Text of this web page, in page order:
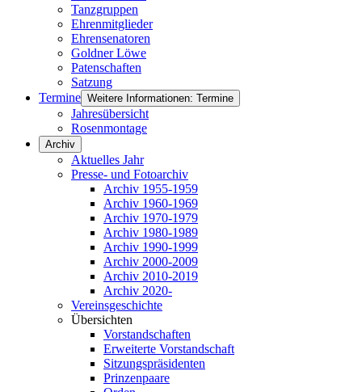
Tanzgruppen
Ehrenmitglieder
Ehrensenatoren
Goldner Löwe
Patenschaften
Satzung
Termine Weitere Informationen: Termine
Jahresübersicht
Rosenmontage
Archiv
Aktuelles Jahr
Presse- und Fotoarchiv
Archiv 1955-1959
Archiv 1960-1969
Archiv 1970-1979
Archiv 1980-1989
Archiv 1990-1999
Archiv 2000-2009
Archiv 2010-2019
Archiv 2020-
Vereinsgeschichte
Übersichten
Vorstandschaften
Erweiterte Vorstandschaft
Sitzungspräsidenten
Prinzenpaare